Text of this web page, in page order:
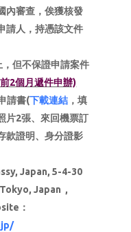
內審查，俟獲核發
請人，持憑該文件
但不保證申請案件
2個月遞件申辦)
請書(下載連結 ，填
片2張、來回機票訂
款證明、身分證影
Japan,5-4-30
Japan ,
：